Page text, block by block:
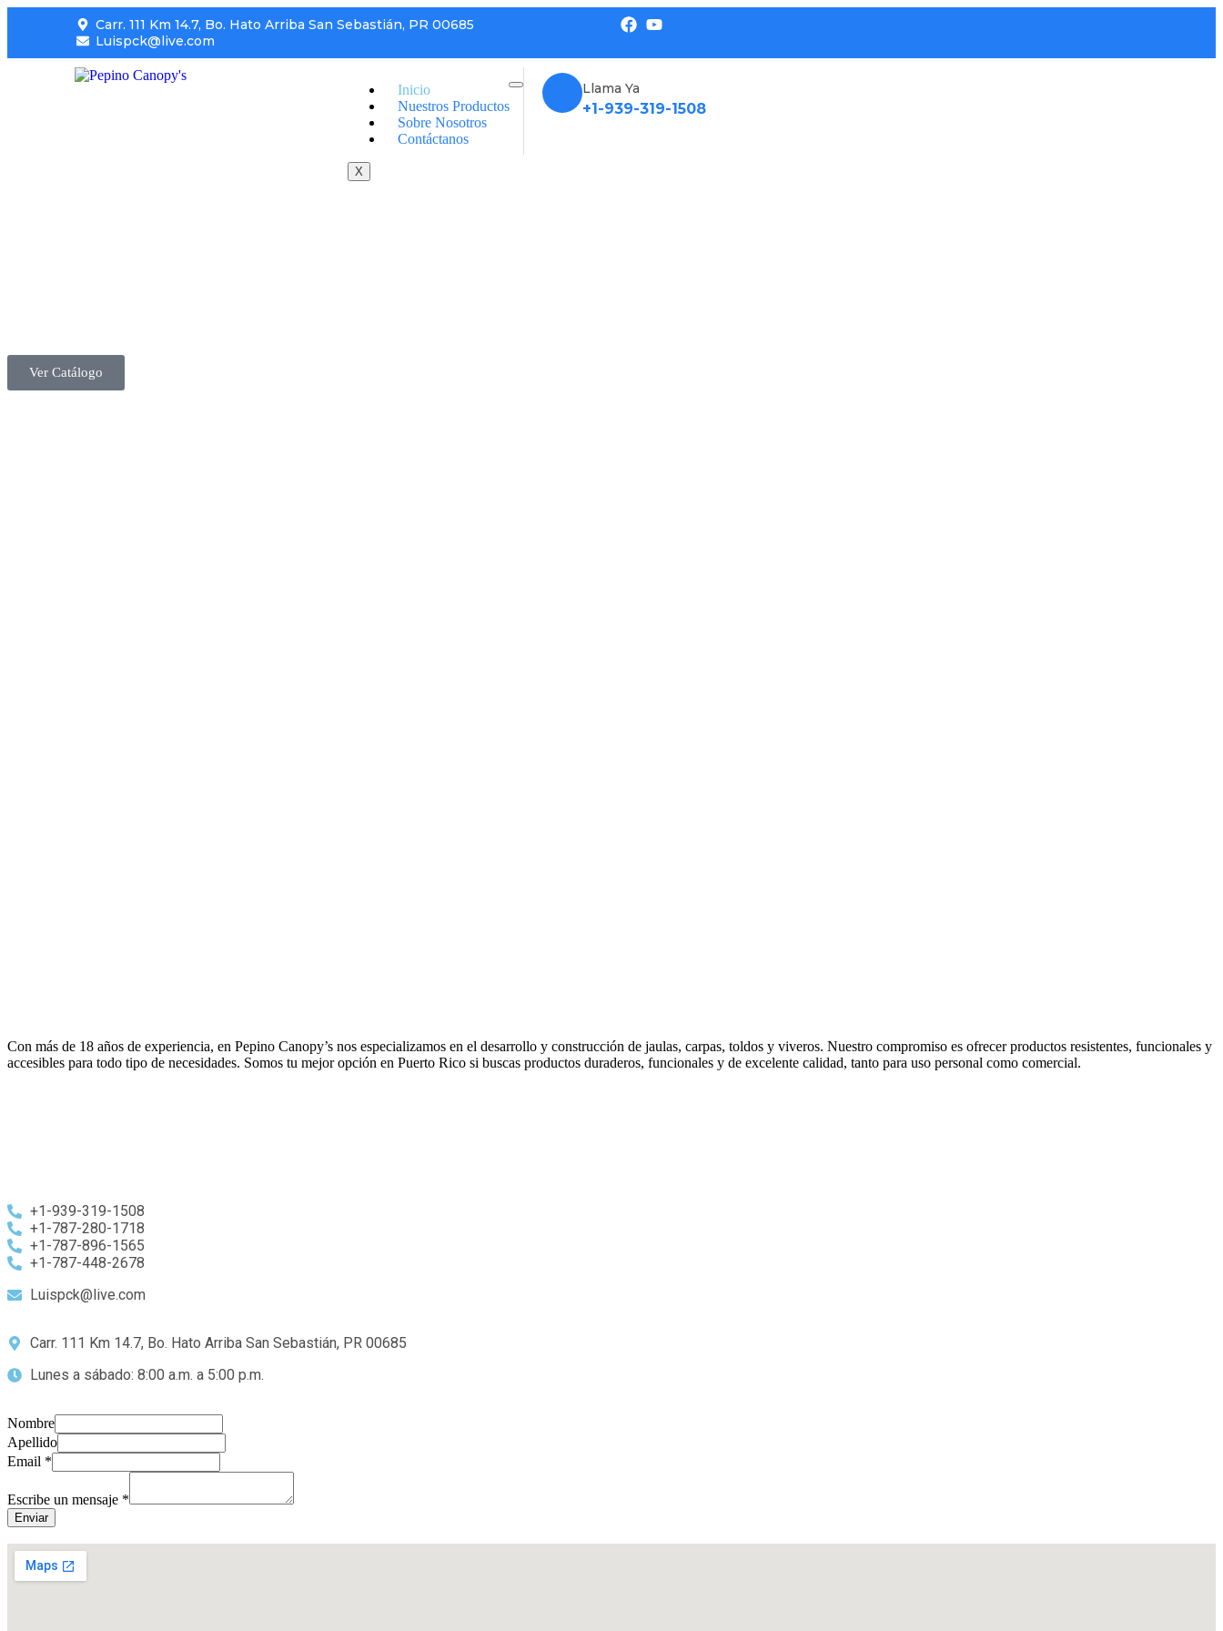
Carr. 111 Km 14.7, Bo. Hato Arriba San Sebastián, PR 00685
Luispck@live.com
Inicio
Nuestros Productos
Sobre Nosotros
Contáctanos
X
Llama Ya
+1-939-319-1508
Ver Catálogo
Con más de 18 años de experiencia, en Pepino Canopy’s nos especializamos en el desarrollo y construcción de jaulas, carpas, toldos y viveros. Nuestro compromiso es ofrecer productos resistentes, funcionales y
accesibles para todo tipo de necesidades. Somos tu mejor opción en Puerto Rico si buscas productos duraderos, funcionales y de excelente calidad, tanto para uso personal como comercial.
+1-939-319-1508
+1-787-280-1718
+1-787-896-1565
+1-787-448-2678
Luispck@live.com
Carr. 111 Km 14.7, Bo. Hato Arriba San Sebastián, PR 00685
Lunes a sábado: 8:00 a.m. a 5:00 p.m.
Nombre
Apellido
Email *
Escribe un mensaje *
Enviar